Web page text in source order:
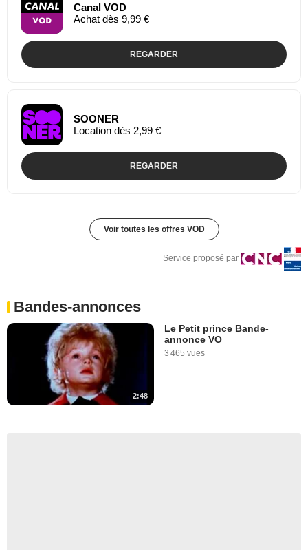
Canal VOD
Achat dès 9,99 €
REGARDER
SOONER
Location dès 2,99 €
REGARDER
Voir toutes les offres VOD
Service proposé par
Bandes-annonces
2:48
Le Petit prince Bande-
annonce VO
3 465 vues